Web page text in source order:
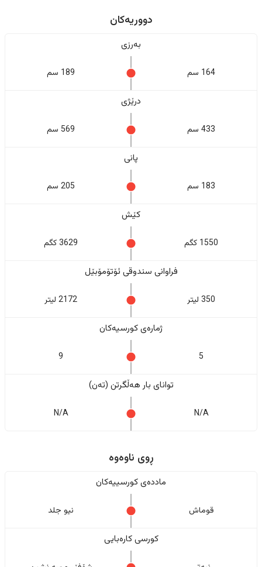
دووریەکان
بەرزی
164 سم 189 سم
درێژی
433 سم 569 سم
پانی
183 سم 205 سم
کێش
1550 کگم 3629 کگم
فراوانی سندوقی ئۆتۆمۆبێل
350 لیتر 2172 لیتر
ژمارەی کورسیەکان
5
9
تواناى بار هەڵگرتن (تەن)
N/A
N/A
ڕوی ناوەوە
ماددەی کورسییەکان
قوماش نیو جلد
کورسی کارەبایی